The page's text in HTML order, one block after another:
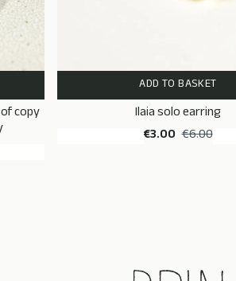
copy
ADD TO BASKET
Ilaia solo earring
€3.00 €6.00